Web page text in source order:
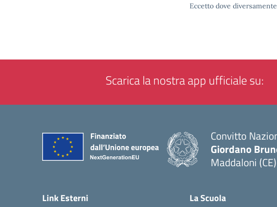
Eccetto dove
Scarica la nostra app ufficiale su:
Convitto
Giordano
Maddaloni (CE)
Link Esterni La Scuola